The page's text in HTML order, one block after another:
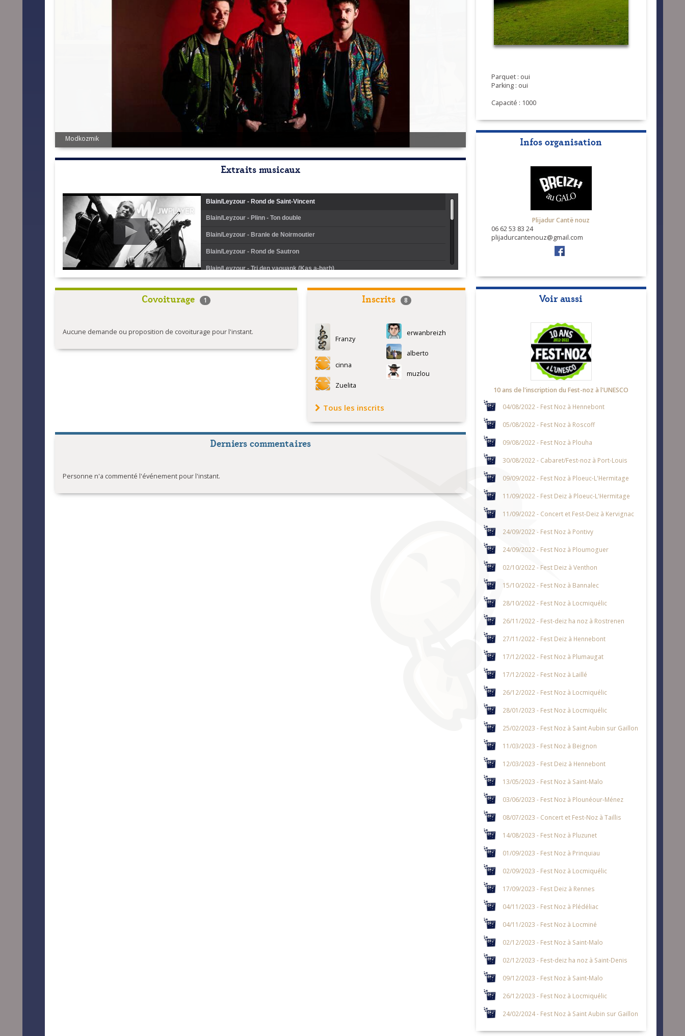
OL et PAT
Extraits musicaux
Blain/Leyzour - Rond de Saint-Vincent
Blain/Leyzour - Plinn - Ton double
Blain/Leyzour - Branle de Noirmoutier
Blain/Leyzour - Rond de Sautron
Blain/Leyzour - Tri den yaouank (Kas a-barh)
Blain/Leyzour - Son pardon Koloreg (Gavotte des montagnes)
Blain/Leyzour - Travers collection (Avant-deux de travers)
OL et PAT - Scottish québécoise
Covoiturage 1
Aucune demande ou proposition de covoiturage pour l'instant.
Inscrits 8
Franzy
cinna
Zuelita
erwanbreizh
alberto
muzlou
Tous les inscrits
Derniers commentaires
Personne n'a commenté l'événement pour l'instant.
Parquet : oui
Parking : oui
Capacité : 1000
Infos organisation
Plijadur Cantë nouz
06 62 53 83 24
plijadurcantenouz@gmail.com
Voir aussi
10 ans de l'inscription du Fest-noz à l'UNESCO
04/08/2022 - Fest Noz à Hennebont
05/08/2022 - Fest Noz à Roscoff
09/08/2022 - Fest Noz à Plouha
30/08/2022 - Cabaret/Fest-noz à Port-Louis
09/09/2022 - Fest Noz à Ploeuc-L'Hermitage
11/09/2022 - Fest Deiz à Ploeuc-L'Hermitage
11/09/2022 - Concert et Fest-Deiz à Kervignac
24/09/2022 - Fest Noz à Pontivy
24/09/2022 - Fest Noz à Ploumoguer
02/10/2022 - Fest Deiz à Venthon
15/10/2022 - Fest Noz à Bannalec
28/10/2022 - Fest Noz à Locmiquélic
26/11/2022 - Fest-deiz ha noz à Rostrenen
27/11/2022 - Fest Deiz à Hennebont
17/12/2022 - Fest Noz à Plumaugat
17/12/2022 - Fest Noz à Laillé
26/12/2022 - Fest Noz à Locmiquélic
28/01/2023 - Fest Noz à Locmiquélic
25/02/2023 - Fest Noz à Saint Aubin sur Gaillon
11/03/2023 - Fest Noz à Beignon
12/03/2023 - Fest Deiz à Hennebont
13/05/2023 - Fest Noz à Saint-Malo
03/06/2023 - Fest Noz à Plounéour-Ménez
08/07/2023 - Concert et Fest-Noz à Taillis
14/08/2023 - Fest Noz à Pluzunet
01/09/2023 - Fest Noz à Prinquiau
02/09/2023 - Fest Noz à Locmiquélic
17/09/2023 - Fest Deiz à Rennes
04/11/2023 - Fest Noz à Plédéliac
04/11/2023 - Fest Noz à Locminé
02/12/2023 - Fest Noz à Saint-Malo
02/12/2023 - Fest-deiz ha noz à Saint-Denis
09/12/2023 - Fest Noz à Saint-Malo
26/12/2023 - Fest Noz à Locmiquélic
24/02/2024 - Fest Noz à Saint Aubin sur Gaillon